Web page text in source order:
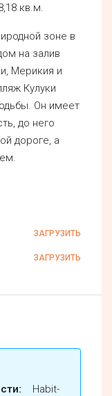
кв.м.
зоне в
на залив
Мерикия и
Кулуки
Он имеет
до него
дороге, а
ЗАГРУЗИТЬ
ЗАГРУЗИТЬ
Habit-